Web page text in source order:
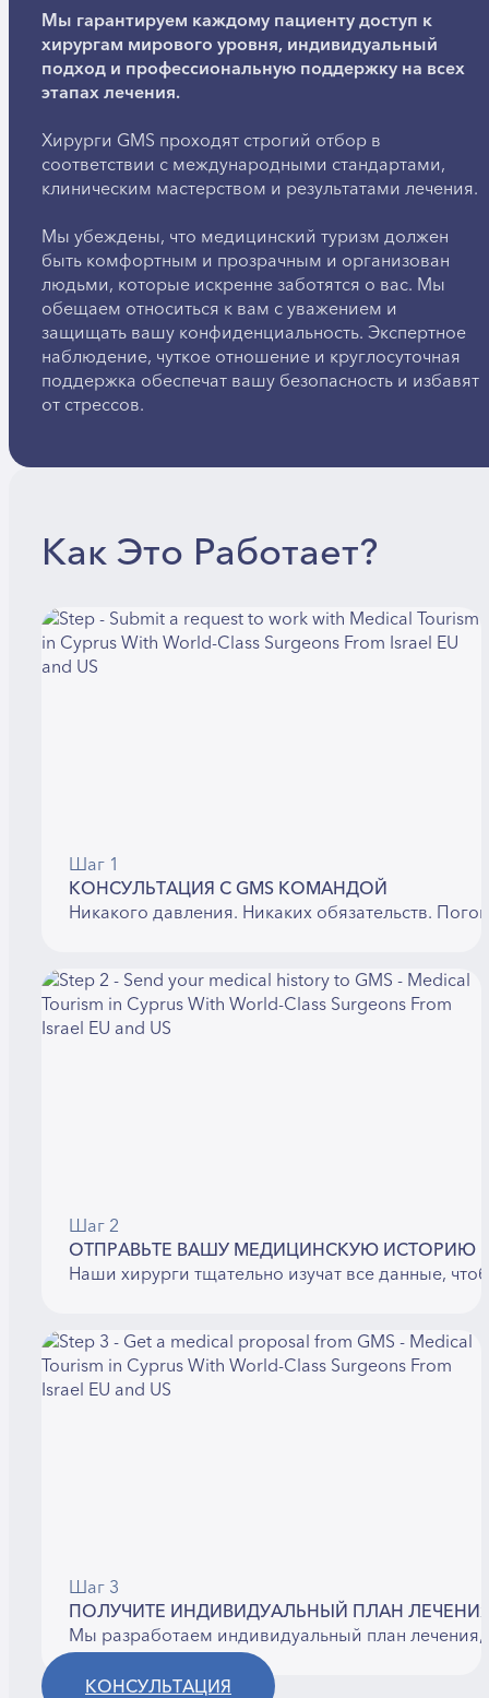
Мы гарантируем каждому пациенту доступ к
хирургам мирового уровня, индивидуальный
подход и профессиональную поддержку на всех
этапах лечения.
Хирурги GMS проходят строгий отбор в
соответствии с международными стандартами,
клиническим мастерством и результатами лечения.
Мы убеждены, что медицинский туризм должен
быть комфортным и прозрачным и организован
людьми, которые искренне заботятся о вас. Мы
обещаем относиться к вам с уважением и
защищать вашу конфиденциальность. Экспертное
наблюдение, чуткое отношение и круглосуточная
поддержка обеспечат вашу безопасность и избавят
от стрессов.
Как Это Работает?
Шаг 1
КОНСУЛЬТАЦИЯ С GMS КОМАНДОЙ
Никакого давления. Никаких обязательств.
Шаг 2
ОТПРАВЬТЕ ВАШУ МЕДИЦИНСКУЮ ИСТОРИЮ
Наши хирурги тщательно изучат все данные,
Шаг 3
ПОЛУЧИТЕ ИНДИВИДУАЛЬНЫЙ ПЛАН
Мы разработаем индивидуальный план
КОНСУЛЬТАЦИЯ